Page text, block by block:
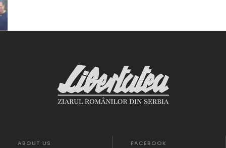
ABOUT US
FACEBOOK